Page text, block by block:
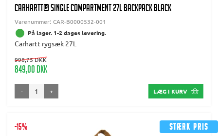
CARHARTT® SINGLE COMPARTMENT 27L BACKPACK BLACK
Varenummer: CAR-B0000532-001
På lager. 1-2 dages levering.
Carhartt rygsæk 27L
998,75 DKK
849,00 DKK
- + LÆG I KURV
Stærk pris
-15%